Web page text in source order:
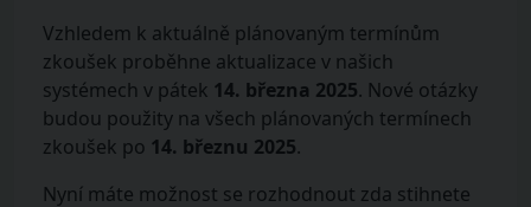
Vzhledem k aktuálně plánovaným termínům
zkoušek proběhne aktualizace v našich
systémech v pátek 14. března 2025. Nové otázky
budou použity na všech plánovaných termínech
zkoušek po 14. březnu 2025.
Nyní máte možnost se rozhodnout zda stihnete